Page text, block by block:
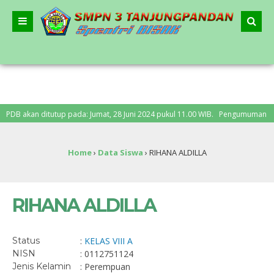
akan ditutup pada: Jumat, 28 Juni 2024 pukul 11.00 WIB. Pengumuman
Home› Data Siswa › RIHANA ALDILLA
RIHANA ALDILLA
Status : KELAS VIII A
NISN : 0112751124
Jenis Kelamin : Perempuan